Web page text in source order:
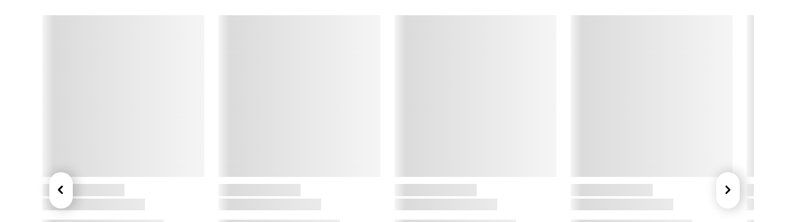
funktionalitet og holdbare materialer sikrer serien en
gryder, bageartikler, termokander og praktiske
køkkenredskaber som knive, sakse, bradepander og meget
mere. Alt er designet til at være let at bruge, nemt at rengøre og
en fornøjelse at have i køkkenet.